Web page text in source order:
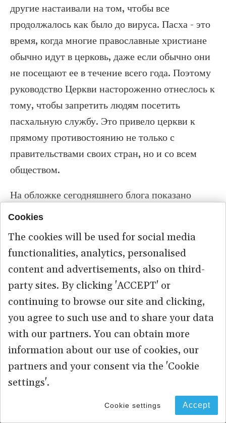
другие настаивали на том, чтобы все
продолжалось как было до вируса. Пасха - это
время, когда многие православные христиане
обычно идут в церковь, даже если обычно они
не посещают ее в течение всего года. Поэтому
руководство Церкви настороженно отнеслось к
тому, чтобы запретить людям посетить
пасхальную службу. Это привело церкви к
прямому противостоянию не только с
правительствами своих стран, но и со всем
обществом.
На обложке сегодняшнего блога показано
шествие людей в
состоялось в прошлом месяце до того, как
православная церковь прекратила собрания
прихожан. В сегодняшнем блоге мы будем
внимательно следить за событиями в Грузии и
в других частях православного мира в эти
православные пасхальные выходные в разгар
пандемии.
Cookies
The cookies will be used for social media
functionalities, analytics, personalised
content and advertisements, also on third-
party sites. By clicking 'ACCEPT' or
continuing to browse our site and clicking,
you agree to such use and to share your data
with our partners. You can obtain more
information about our use of cookies, our
partners and your consent via the 'Cookie
settings'.
Cookie settings Accept